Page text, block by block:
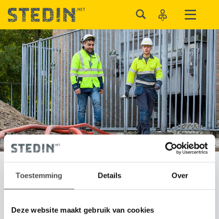
Toestemming Details Over
Deze website maakt gebruik van cookies
Offertes en aansluitingen